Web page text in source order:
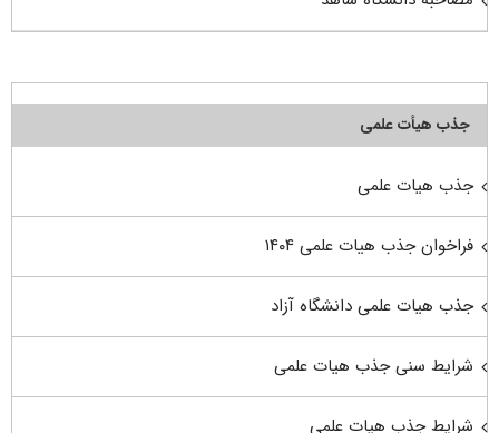
جذب هیأت علمی
جذب هیات علمی
فراخوان جذب هیات علمی ۱۴۰۴
جذب هیات علمی دانشگاه آزاد
شرایط سنی جذب هیات علمی
شرایط جذب هیات علمی